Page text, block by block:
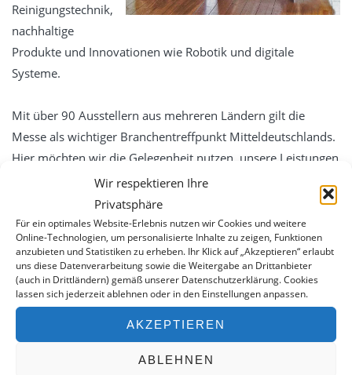
Wir respektieren Ihre
Privatsphäre
Für ein optimales Website-Erlebnis nutzen wir Cookies und weitere
Online-Technologien, um personalisierte Inhalte zu zeigen, Funktionen
anzubieten und Statistiken zu erheben. Ihr Klick auf „Akzeptieren“ erlaubt
uns diese Datenverarbeitung sowie die Weitergabe an Drittanbieter
(auch in Drittländern) gemäß unserer Datenschutzerklärung. Cookies
lassen sich jederzeit ablehnen oder in den Einstellungen anpassen.
AKZEPTIEREN
ABLEHNEN
UVV VDE
Schulung
expertenTREFF CARE
Grundlehrgang Lagoon Advance Care
Grundlehrgang Wäscherei
Datenschutz
Impressum
Reinigungstechnik,
nachhaltige
Produkte und Innovationen wie Robotik und digitale
Systeme.
Mit über 90 Ausstellern aus mehreren Ländern gilt die
Messe als wichtiger Branchentreffpunkt Mitteldeutschlands.
Hier möchten wir die Gelegenheit nutzen, unsere Leistungen
und Lösungen vorzustellen, neue Kontakte zu knüpfen und
uns mit Fachbesuchern sowie Branchenpartnern
auszutauschen.
Wir freuen uns auf inspirierende Gespräche und darauf,
gemeinsam die Zukunft der Reinigungsbranche
mitzugestalten.